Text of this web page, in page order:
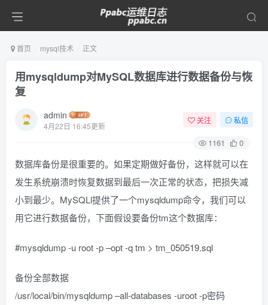
首页 mysql技术 正文
用mysqldump对MySQL数据库进行数据备份与恢
复
admin
4月22日 16:45更新
关注 私信
1161 0
数据库备份是很重要的。如果定期做好备份，这样就可以在
发生系统崩溃时恢复数据到最后一次正常的状态，把损失减
小到最少。MySQLl提供了一个mysqldump命令，我们可以
用它进行数据备份，下面假设要备份tm这个数据库：
#mysqldump -u root -p –opt -q tm > tm_050519.sql
备份全部数据
/usr/local/bin/mysqldump –all-databases -uroot -p密码